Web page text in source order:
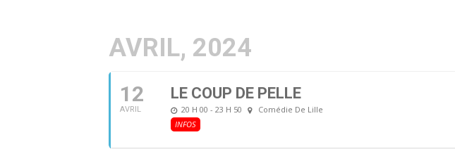
AVRIL, 2024
12
AVRIL
LE COUP DE PELLE
20 H 00 - 23 H 50
Comédie De Lille
INFOS